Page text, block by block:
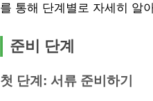
를 통해 단계별로 자세히 알
준비 단계
첫 단계: 서류 준비하기